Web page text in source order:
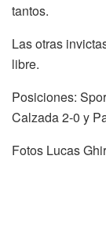
tantos.
Las otras
libre.
Posiciones:
Calzada 2-0 y
Fotos Lucas